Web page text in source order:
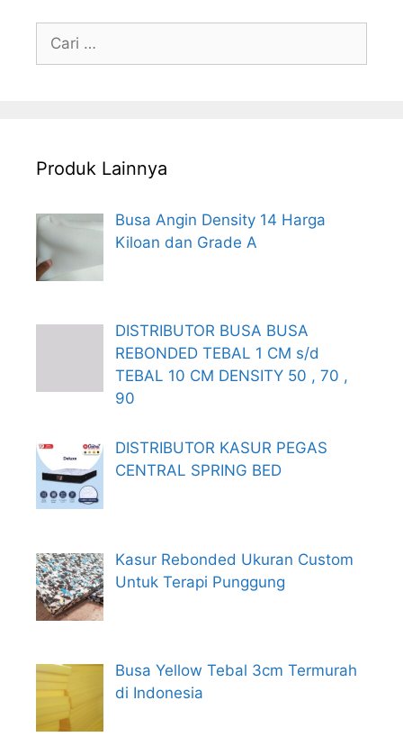
untuk:
Produk Lainnya
Busa Angin Density 14 Harga
Kiloan dan Grade A
DISTRIBUTOR BUSA BUSA
REBONDED TEBAL 1 CM s/d
TEBAL 10 CM DENSITY 50 , 70 ,
90
DISTRIBUTOR KASUR PEGAS
CENTRAL SPRING BED
Kasur Rebonded Ukuran Custom
Untuk Terapi Punggung
Busa Yellow Tebal 3cm Termurah
di Indonesia